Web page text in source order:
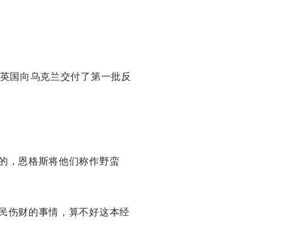
国向乌克兰交付了第一批反
，恩格斯将他们称作野蛮
伤财的事情，算不好这本经